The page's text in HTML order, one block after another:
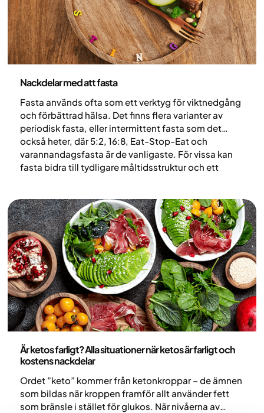
Nackdelar med att fasta
Fasta används ofta som ett verktyg för viktnedgång
och förbättrad hälsa. Det finns flera varianter av
periodisk fasta, eller intermittent fasta som det
också heter, där 5:2, 16:8, Eat-Stop-Eat och
varannandagsfasta är de vanligaste. För vissa kan
fasta bidra till tydligare måltidsstruktur och ett
begränsningar vilket är viktigt att känna till.
Är ketos farligt? Alla situationer när ketos är farligt och
kostens nackdelar
Ordet ”keto” kommer från ketonkroppar – de ämnen
som bildas när kroppen framför allt använder fett
som bränsle i stället för glukos. När nivåerna av